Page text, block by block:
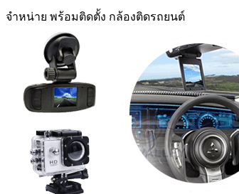
จำหน่าย พร้อมติดตั้ง กล้องติดรถยนต์